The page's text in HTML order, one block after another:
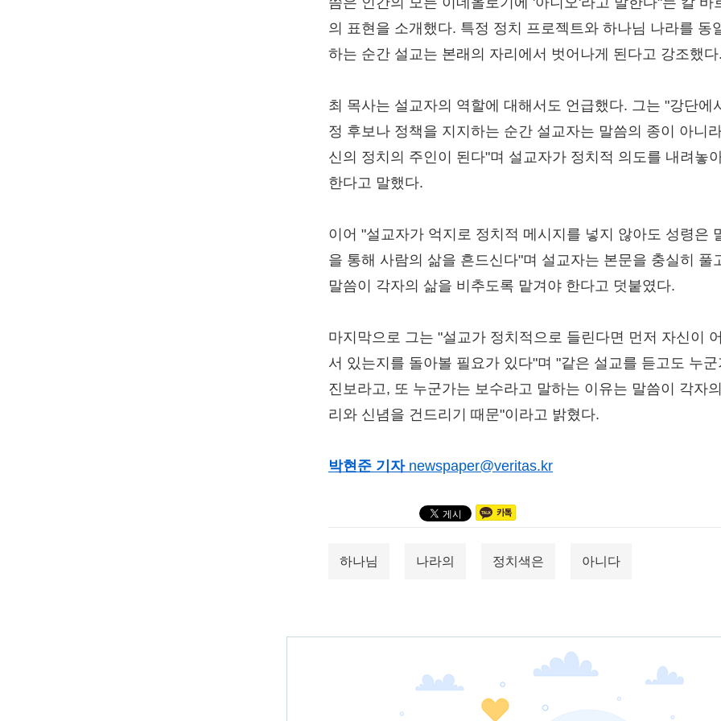
의 표현을 소개했다. 특정 정치 프로젝트와 하나님 나라를 동
하는 순간 설교는 본래의 자리에서 벗어나게 된다고 강조했다.
최 목사는 설교자의 역할에 대해서도 언급했다. 그는 "강단에
정 후보나 정책을 지지하는 순간 설교자는 말씀의 종이 아니
신의 정치의 주인이 된다"며 설교자가 정치적 의도를 내려놓
한다고 말했다.
이어 "설교자가 억지로 정치적 메시지를 넣지 않아도 성령은
을 통해 사람의 삶을 흔드신다"며 설교자는 본문을 충실히 풀
말씀이 각자의 삶을 비추도록 맡겨야 한다고 덧붙였다.
마지막으로 그는 "설교가 정치적으로 들린다면 먼저 자신이
서 있는지를 돌아볼 필요가 있다"며 "같은 설교를 듣고도 누군
진보라고, 또 누군가는 보수라고 말하는 이유는 말씀이 각자
리와 신념을 건드리기 때문"이라고 밝혔다.
박현준 기자 newspaper@veritas.kr
하나님 나라의 정치색은 아니다